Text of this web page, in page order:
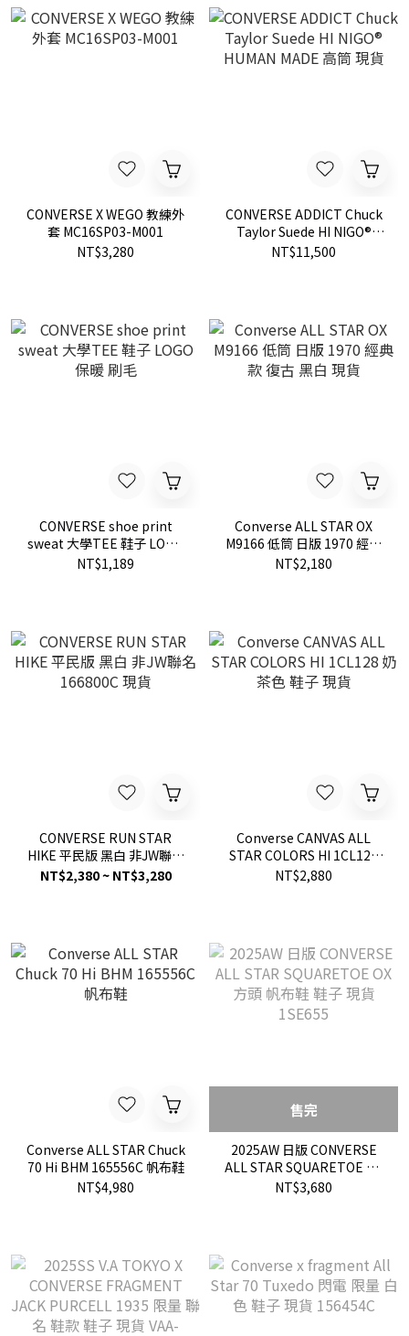
CONVERSE X WEGO 教練外
套 MC16SP03-M001
NT$3,280
CONVERSE ADDICT Chuck
Taylor Suede HI NIGO®
HUMAN MADE 高筒 現貨
NT$11,500
CONVERSE shoe print
sweat 大學TEE 鞋子 LOGO
保暖 刷毛
NT$1,189
Converse ALL STAR OX
M9166 低筒 日版 1970 經典
款 復古 黑白 現貨
NT$2,180
CONVERSE RUN STAR
HIKE 平民版 黑白 非JW聯名
166800C 現貨
NT$2,380 ~ NT$3,280
Converse CANVAS ALL
STAR COLORS HI 1CL128
奶茶色 鞋子 現貨
NT$2,880
Converse ALL STAR Chuck
70 Hi BHM 165556C 帆布鞋
NT$4,980
售完
2025AW 日版 CONVERSE
ALL STAR SQUARETOE OX
方頭 帆布鞋 鞋子 現貨
NT$3,680